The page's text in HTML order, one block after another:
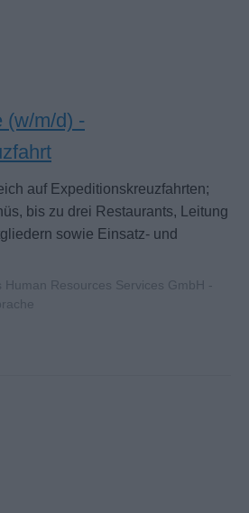
(w/m/d) -
auf Expeditionskreuzfahrten;
bis zu drei Restaurants, Leitung
sowie Einsatz- und
Human Resources Services GmbH -